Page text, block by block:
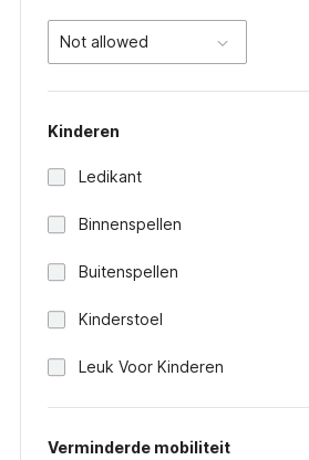
Not allowed
Kinderen
Ledikant
Binnenspellen
Buitenspellen
Kinderstoel
Leuk Voor Kinderen
Verminderde mobiliteit